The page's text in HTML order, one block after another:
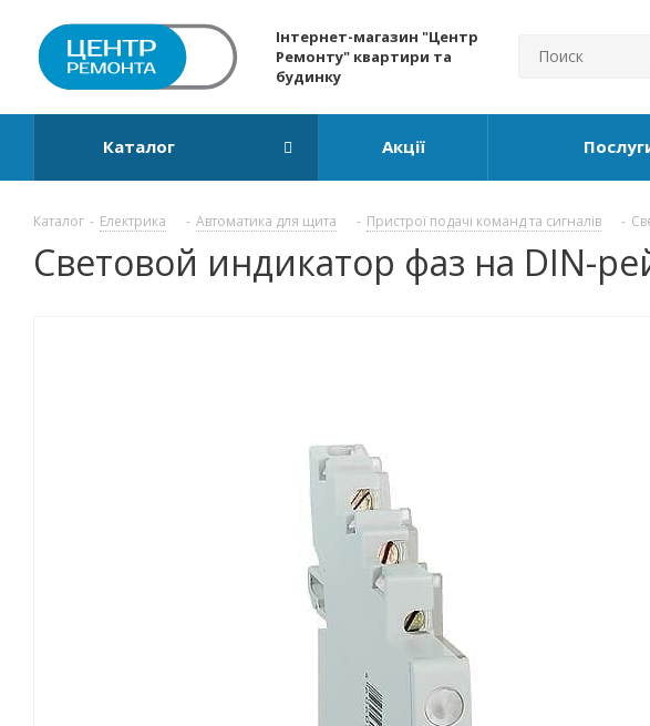
Інтернет-магазин "Центр
Ремонту" квартири та
будинку
Каталог Акції
Каталог - Електрика - Автоматика для щита - Пристрої подачі команд та сигналів -
Световой индикатор фаз на DIN-